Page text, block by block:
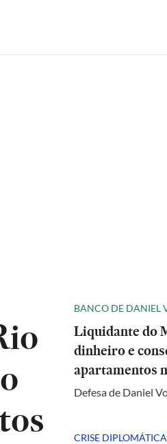
BANCO DE DANIEL
Liquidante do
dinheiro e
apartamentos
Defesa de Daniel
CRISE DIPLOMÁTICA